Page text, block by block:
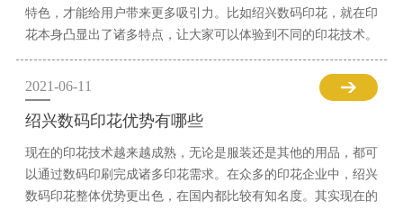
特色，才能给用户带来更多吸引力。比如绍兴数码印花，就在印
花本身凸显出了诸多特点，让大家可以体验到不同的印花技术。
2021-06-11
绍兴数码印花优势有哪些
现在的印花技术越来越成熟，无论是服装还是其他的用品，都可
以通过数码印刷完成诸多印花需求。在众多的印花企业中，绍兴
数码印花整体优势更出色，在国内都比较有知名度。其实现在的